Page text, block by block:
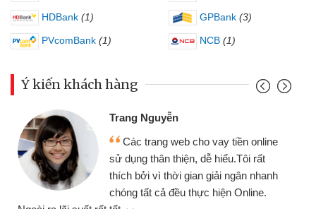
HDBank (1) GPBank (3)
PVcomBank (1) NCB (1)
Ý kiến khách hàng
cho vay tiền online
dễ hiểu.Tôi rất
giải ngân nhanh
hiện Online.
Mình cần tiền gấp
chiếc xe wave nhưng
gói vay tiền bằng
cần gặp mặt nên rất
thiệu cho bạn bè biết